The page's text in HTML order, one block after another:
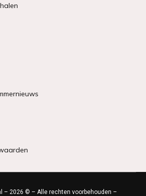
– 2026 © – Alle rechten voorbehouden –